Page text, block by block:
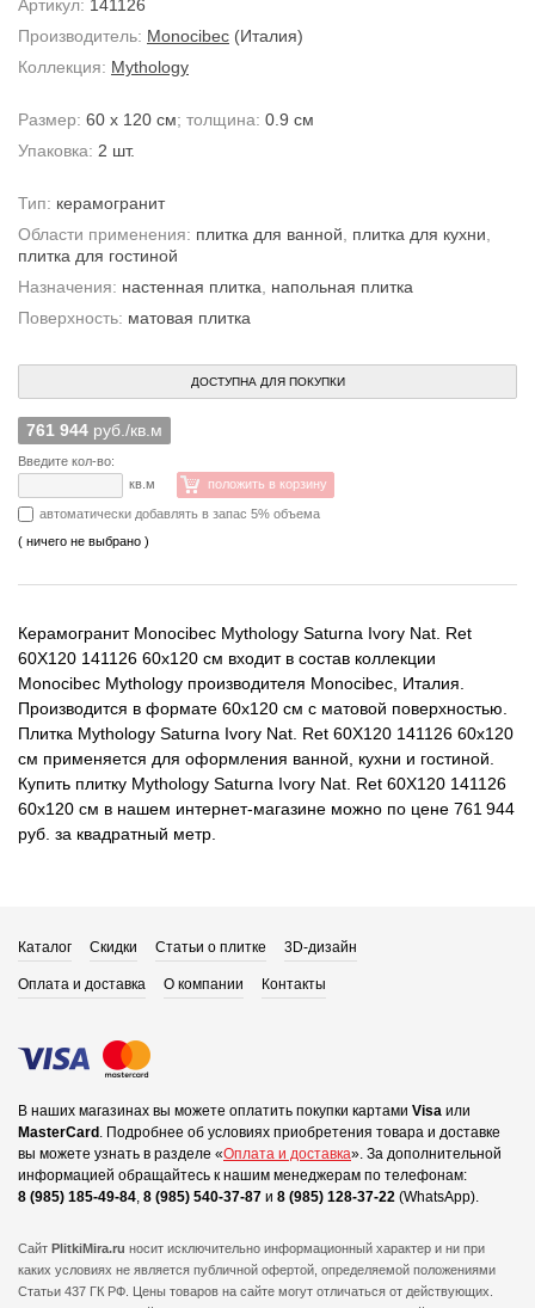
Артикул: 141126
Производитель: Monocibec (Италия)
Коллекция: Mythology
Размер: 60 x 120 см; толщина: 0.9 см
Упаковка: 2 шт.
Тип: керамогранит
Области применения: плитка для ванной плитка для кухни
плитка для гостиной
Назначения: настенная плитка
напольная плитка
Поверхность: матовая плитка
ДОСТУПНА ДЛЯ ПОКУПКИ
761 944 руб./кв.м
Введите кол-во:
кв.м
положить в корзину
автоматически добавлять в запас 5% объема
( ничего не выбрано )
Керамогранит Monocibec Mythology Saturna Ivory Nat. Ret
60X120 141126 60x120 см входит в состав коллекции
Monocibec Mythology производителя Monocibec, Италия.
Производится в формате 60x120 см с матовой поверхностью.
Плитка Mythology Saturna Ivory Nat. Ret 60X120 141126 60x120
см применяется для оформления ванной, кухни и гостиной.
Купить плитку Mythology Saturna Ivory Nat. Ret 60X120 141126
60x120 см в нашем интернет-магазине можно по цене 761 944
руб. за квадратный метр.
Каталог Скидки Статьи о плитке 3D-дизайн
Оплата и доставка О компании Контакты
В наших магазинах вы можете оплатить покупки картами Visa или
MasterCard . Подробнее об условиях приобретения товара и доставке
вы можете узнать в разделе «Оплата и доставка». За дополнительной
информацией обращайтесь к нашим менеджерам по телефонам:
8 (985) 185-49-84, 8 (985) 540-37-87 и 8 (985) 128-37-22 (WhatsApp).
Сайт PlitkiMira.ru носит исключительно информационный характер и ни при
каких условиях не является публичной офертой, определяемой положениями
Статьи 437 ГК РФ. Цены товаров на сайте могут отличаться от действующих.